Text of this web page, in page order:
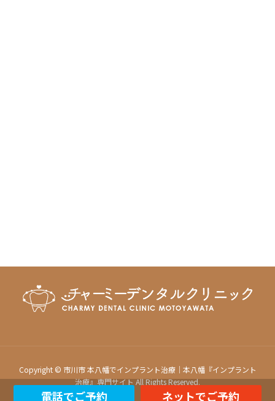
Copyright © 市川市 本八幡でインプラント治療｜本八幡『インプラント
治療』専門サイト All Rights Reserved.
電話でご予約 ネットでご予約